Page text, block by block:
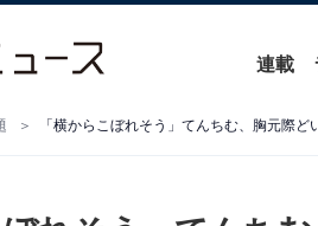
連載
「横からこぼれそう」てんちむ、胸元際